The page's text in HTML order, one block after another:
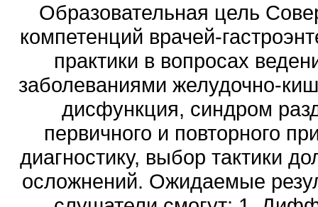
Образовательная цель
компетенций врачей-
практики в вопросах
заболеваниями желудочно-
дисфункция, синдром
первичного и повторного
диагностику, выбор тактики
осложнений. Ожидаемые